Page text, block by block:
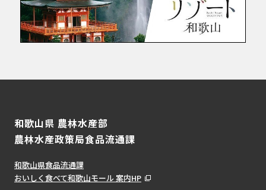
和歌山県 農林水産部
農林水産政策局食品流通課
和歌山県食品流通課
おいしく食べて和歌山モール 案内HP